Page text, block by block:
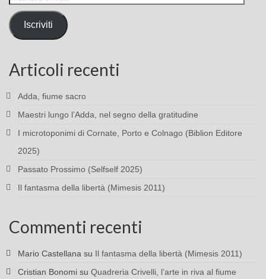
e-
mail
Iscriviti
Articoli recenti
Adda, fiume sacro
Maestri lungo l’Adda, nel segno della gratitudine
I microtoponimi di Cornate, Porto e Colnago (Biblion Editore
2025)
Passato Prossimo (Selfself 2025)
Il fantasma della libertà (Mimesis 2011)
Commenti recenti
Mario Castellana su Il fantasma della libertà (Mimesis 2011)
Cristian Bonomi su Quadreria Crivelli, l’arte in riva al fiume